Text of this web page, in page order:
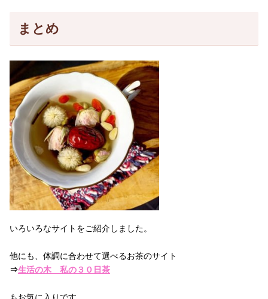
まとめ
いろいろなサイトをご紹介しました。
他にも、体調に合わせて選べるお茶のサイト
⇒生活の木 私の３０日茶
もお気に入りです。